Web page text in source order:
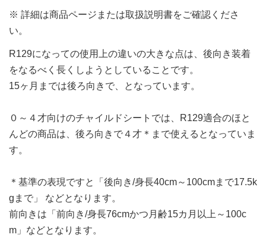
※ 詳細は商品ページまたは取扱説明書をご確認くださ
い。
R129になっての使用上の違いの大きな点は、後向き装着
をなるべく長くしようとしていることです。
15ヶ月までは後ろ向きで、となっています。
０～４才向けのチャイルドシートでは、R129適合のほと
んどの商品は、後ろ向きで４才＊まで使えるとなっていま
す。
＊基準の表現ですと「後向き/身長40cm～100cmまで17.5k
gまで」 などとなります。
前向きは「前向き/身長76cmかつ月齢15カ月以上～100c
m」などとなります。